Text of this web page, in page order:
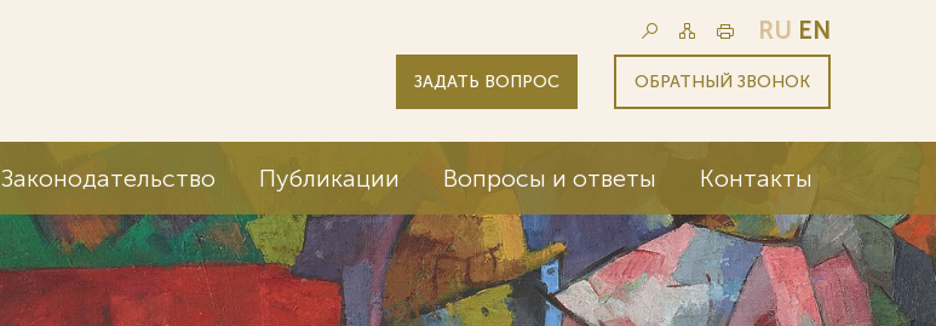
RU EN
ЗАДАТЬ ВОПРОС ОБРАТНЫЙ ЗВОНОК
Законодательство Публикации Вопросы и ответы Контакты